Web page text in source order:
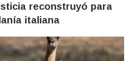
reconstruyó para
italiana